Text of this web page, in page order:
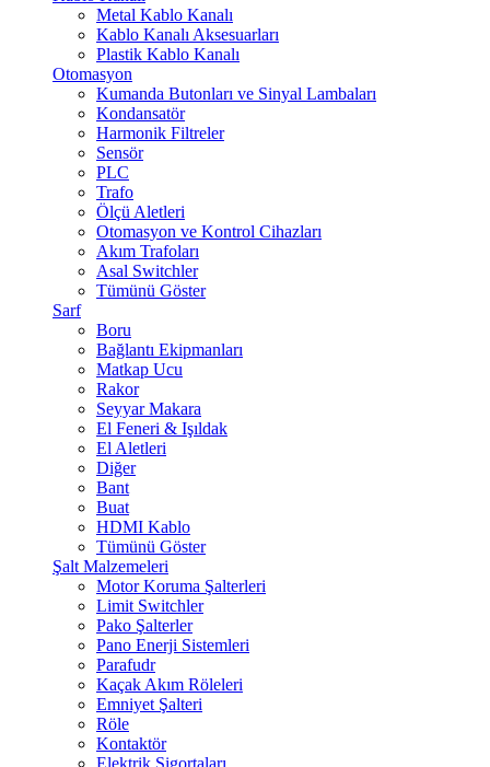
Metal Kablo Kanalı
Kablo Kanalı Aksesuarları
Plastik Kablo Kanalı
Otomasyon
Kumanda Butonları ve Sinyal Lambaları
Kondansatör
Harmonik Filtreler
Sensör
PLC
Trafo
Ölçü Aletleri
Otomasyon ve Kontrol Cihazları
Akım Trafoları
Asal Switchler
Tümünü Göster
Sarf
Boru
Bağlantı Ekipmanları
Matkap Ucu
Rakor
Seyyar Makara
El Feneri & Işıldak
El Aletleri
Diğer
Bant
Buat
HDMI Kablo
Tümünü Göster
Şalt Malzemeleri
Motor Koruma Şalterleri
Limit Switchler
Pako Şalterler
Pano Enerji Sistemleri
Parafudr
Kaçak Akım Röleleri
Emniyet Şalteri
Röle
Kontaktör
Elektrik Sigortaları